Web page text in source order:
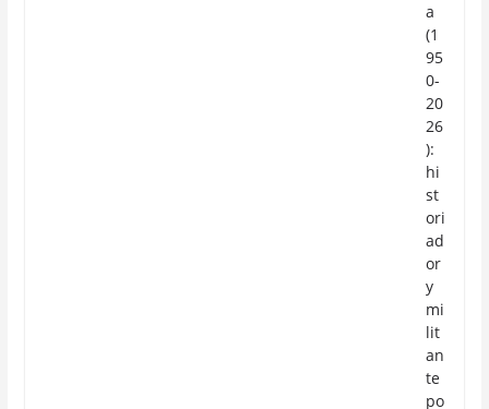
a
(1
95
0-
20
26
):
hi
st
ori
ad
or
y
mi
lit
an
te
po